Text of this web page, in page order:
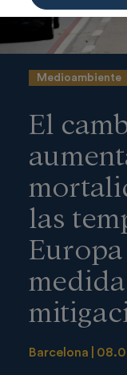
Medioambiente
El
las
Barcelona